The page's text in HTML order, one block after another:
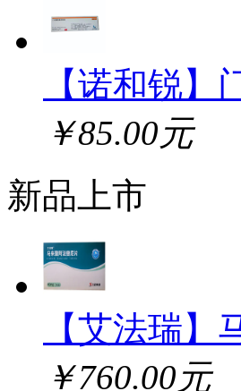
【诺和锐】
￥85.00元
新品上市
【艾法瑞】
￥760.00元